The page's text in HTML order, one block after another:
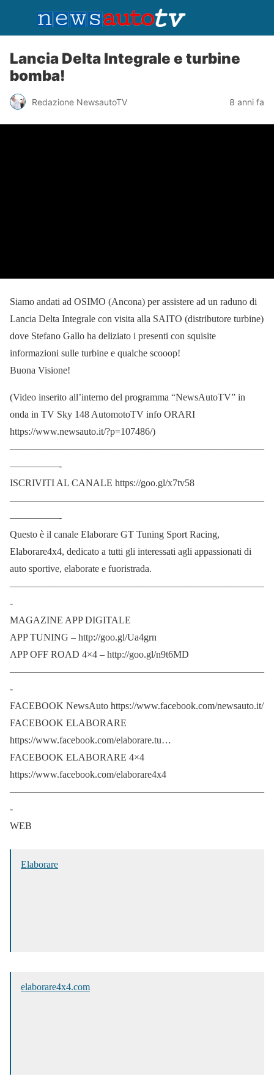
Lancia Delta Integrale e turbine
bomba!
Redazione NewsautoTV 8 anni fa
Siamo andati ad OSIMO (Ancona) per assistere ad un raduno di
Lancia Delta Integrale con visita alla SAITO (distributore turbine)
dove Stefano Gallo ha deliziato i presenti con squisite
informazioni sulle turbine e qualche scooop!
Buona Visione!
(Video inserito all’interno del programma “NewsAutoTV” in
onda in TV Sky 148 AutomotoTV info ORARI
https://www.newsauto.it/?p=107486/)
——————————————————————————
—————-
ISCRIVITI AL CANALE https://goo.gl/x7tv58
——————————————————————————
—————-
Questo è il canale Elaborare GT Tuning Sport Racing,
Elaborare4x4, dedicato a tutti gli interessati agli appassionati di
auto sportive, elaborate e fuoristrada.
——————————————————————————
-
MAGAZINE APP DIGITALE
APP TUNING – http://goo.gl/Ua4grn
APP OFF ROAD 4×4 – http://goo.gl/n9t6MD
——————————————————————————
-
FACEBOOK NewsAuto https://www.facebook.com/newsauto.it/
FACEBOOK ELABORARE
https://www.facebook.com/elaborare.tu…
FACEBOOK ELABORARE 4×4
https://www.facebook.com/elaborare4x4
——————————————————————————
-
WEB
Elaborare
elaborare4x4.com